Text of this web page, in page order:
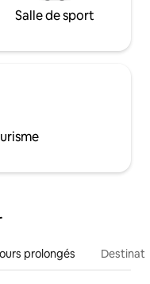
Salle de sport
prolongés